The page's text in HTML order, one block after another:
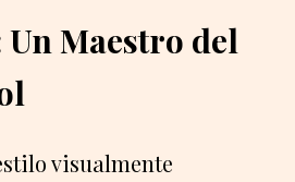
Maestro del
visualmente